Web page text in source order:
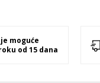
moguće
od 15 dana